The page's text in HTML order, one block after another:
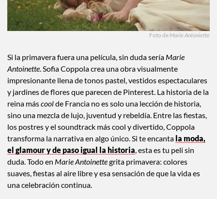
Foto deMarie Antoniette
Si la primavera fuera una película, sin duda sería Marie
Antoinette. Sofia Coppola crea una obra visualmente
impresionante llena de tonos pastel, vestidos espectaculares
y jardines de flores que parecen de Pinterest. La historia de la
reina máscoolde Francia no es solo una lección de historia,
sino una mezcla de lujo, juventud y rebeldía. Entre las fiestas,
los postres y el soundtrack más cool y divertido, Coppola
transforma la narrativa en algo único. Si te encanta la moda,
el glamour y de paso igual la historia, esta es tu peli sin
duda. Todo en Marie Antoinettegrita primavera: colores
suaves, fiestas al aire libre y esa sensación de que la vida es
una celebración continua.